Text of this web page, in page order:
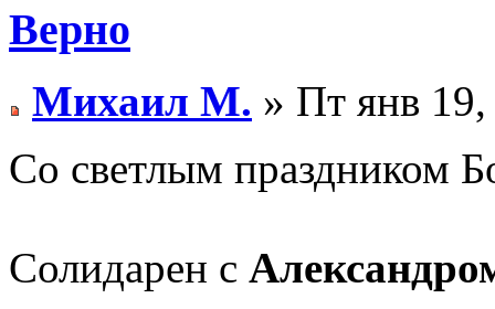
Верно
Михаил М. » Пт янв
Со светлым праздником
Солидарен с